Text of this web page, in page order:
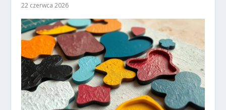
22 czerwca 2026